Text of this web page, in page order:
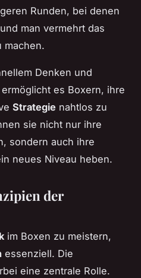
Runden, bei denen
man vermehrt das
machen.
Denken und
es Boxern, ihre
Strategie nahtlos zu
sie nicht nur ihre
sondern auch ihre
neues Niveau heben.
der
im Boxen zu meistern,
essenziell. Die
eine zentrale Rolle.